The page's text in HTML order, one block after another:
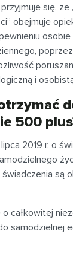
się, że
obejmuje
i
500
2019 r. o
są
całkowitej
samodzielnej